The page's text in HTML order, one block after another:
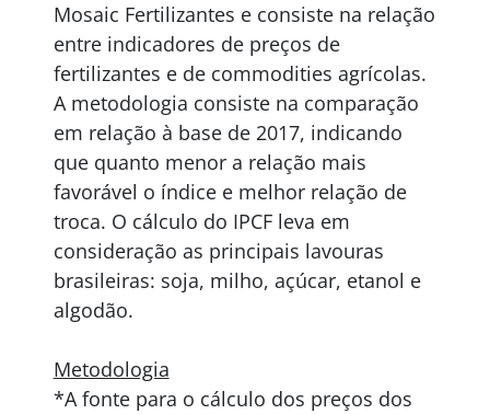
Mosaic Fertilizantes e consiste na relação
entre indicadores de preços de
fertilizantes e de commodities agrícolas.
A metodologia consiste na comparação
em relação à base de 2017, indicando
que quanto menor a relação mais
favorável o índice e melhor relação de
troca. O cálculo do IPCF leva em
consideração as principais lavouras
brasileiras: soja, milho, açúcar, etanol e
algodão.
Metodologia
*A fonte para o cálculo dos preços dos